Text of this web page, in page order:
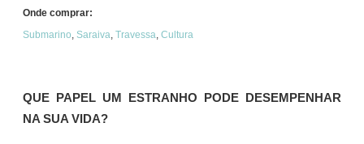
Onde comprar:
Submarino Saraiva Travessa Cultura
QUE PAPEL UM ESTRANHO PODE DESEMPENHAR
NA SUA VIDA?